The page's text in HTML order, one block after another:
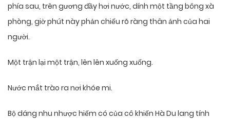
phía sau, trên gương đầy hơi nước, dính một tầng bông xà
phòng, giờ phút này phản chiếu rõ ràng thân ảnh của hai
người.
Một trận lại một trận, lên lên xuống xuống.
Nước mắt trào ra nơi khóe mi.
Bộ dáng nhu nhược hiếm có của cô khiến Hà Du lang tính